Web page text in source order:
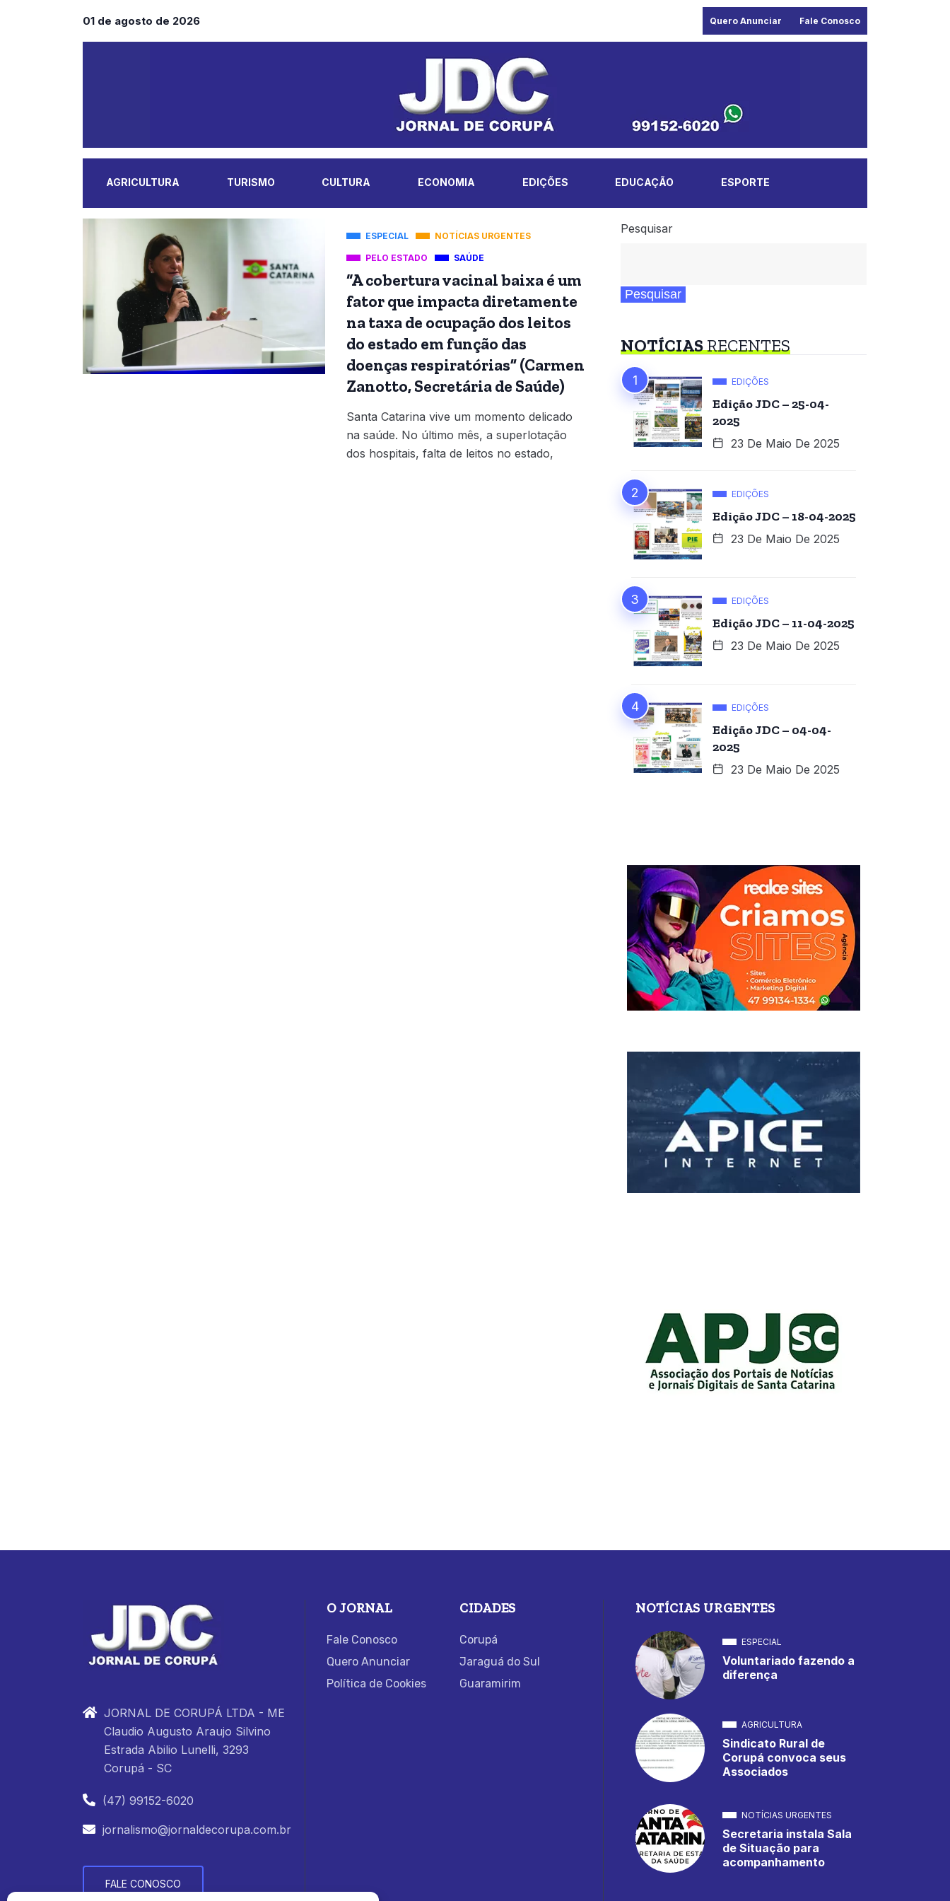
01 de agosto de 2026 Quero Anunciar Fale Conosco
AGRICULTURA TURISMO CULTURA ECONOMIA EDIÇÕES EDUCAÇÃO ESPORTE
ESPECIAL NOTÍCIAS URGENTES
PELO ESTADO SAÚDE
“A cobertura vacinal baixa é um
fator que impacta diretamente
na taxa de ocupação dos leitos
do estado em função das
doenças respiratórias” (Carmen
Zanotto, Secretária de Saúde)
Santa Catarina vive um momento delicado
na saúde. No último mês, a superlotação
dos hospitais, falta de leitos no estado,
Pesquisar
Pesquisar
NOTÍCIASRECENTES
EDIÇÕES
Edição JDC – 25-04-
2025
23 De Maio De 2025
EDIÇÕES
Edição JDC – 18-04-2025
23 De Maio De 2025
EDIÇÕES
Edição JDC – 11-04-2025
23 De Maio De 2025
EDIÇÕES
Edição JDC – 04-04-
2025
23 De Maio De 2025
JORNAL DE CORUPÁ LTDA - ME
Claudio Augusto Araujo Silvino
Estrada Abilio Lunelli, 3293
Corupá - SC
(47) 99152-6020
jornalismo@jornaldecorupa.com.br
FALE CONOSCO
O JORNAL
Fale Conosco
Quero Anunciar
Política de Cookies
CIDADES
Corupá
Jaraguá do Sul
Guaramirim
NOTÍCIAS URGENTES
ESPECIAL
Voluntariado fazendo a
diferença
AGRICULTURA
Sindicato Rural de
Corupá convoca seus
Associados
NOTÍCIAS URGENTES
Secretaria instala Sala
de Situação para
acompanhamento